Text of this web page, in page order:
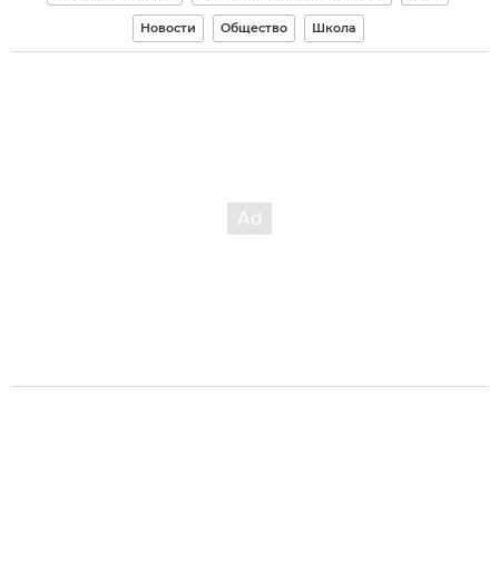
Новости Общество Школа